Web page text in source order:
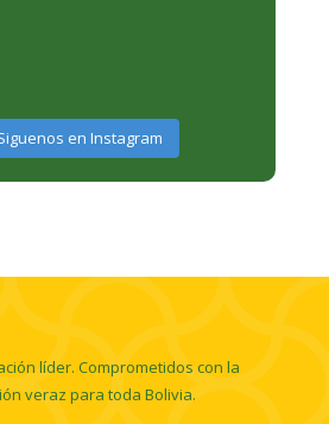
en Instagram
líder. Comprometidos con la
veraz para toda Bolivia.